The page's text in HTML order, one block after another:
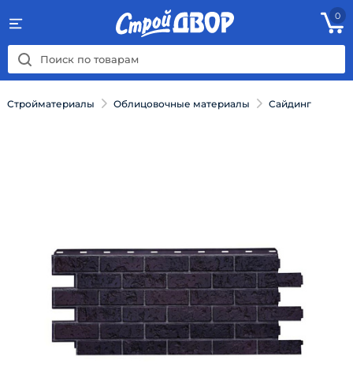
0
Стройматериалы Облицовочные материалы Сайдинг